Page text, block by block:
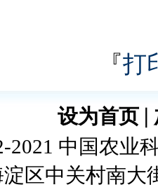
『打
设为首页
2021 中国农业
区中关村南大